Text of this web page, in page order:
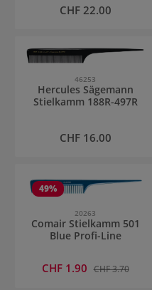
Regulärer Preis:
CHF 22.00
46253
Hercules Sägemann
Stielkamm 188R-497R
Regulärer Preis:
CHF 16.00
49%
20263
Comair Stielkamm 501
Blue Profi-Line
Verkaufspreis:
CHF 1.90 Regulärer Preis:
CHF 3.70